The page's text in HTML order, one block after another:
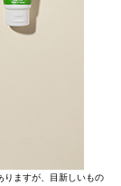
りますが、目新しいもの